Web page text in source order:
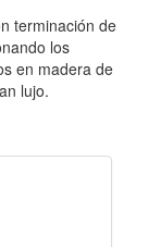
terminación de
los
en madera de
lujo.